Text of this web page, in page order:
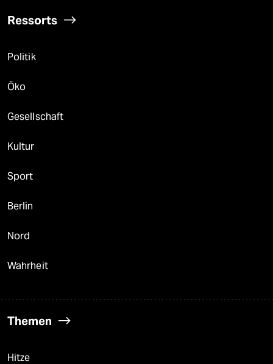
Ressorts
Politik
Öko
Gesellschaft
Kultur
Sport
Berlin
Nord
Wahrheit
Themen
Hitze